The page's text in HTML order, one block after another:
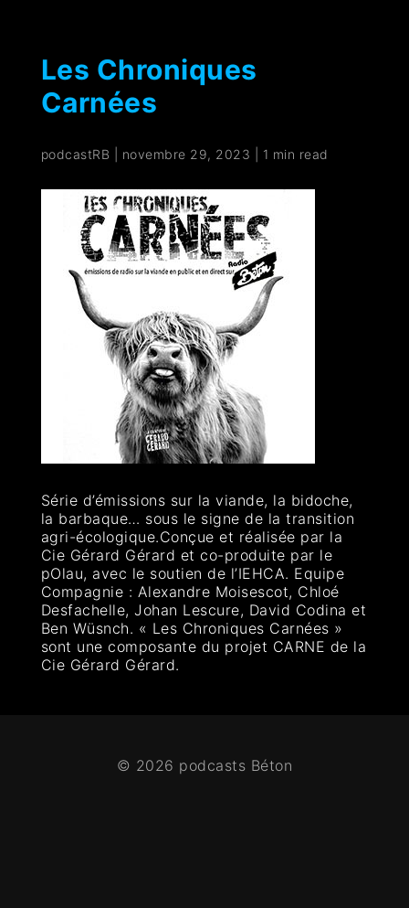
Les Chroniques
Carnées
podcastRB novembre 29, 2023 1 min read
Série d’émissions sur la viande, la bidoche,
la barbaque… sous le signe de la transition
agri-écologique.Conçue et réalisée par la
Cie Gérard Gérard et co-produite par le
pOlau, avec le soutien de l’IEHCA. Equipe
Compagnie : Alexandre Moisescot, Chloé
Desfachelle, Johan Lescure, David Codina et
Ben Wüsnch. « Les Chroniques Carnées »
sont une composante du projet CARNE de la
Cie Gérard Gérard.
© 2026 podcasts Béton